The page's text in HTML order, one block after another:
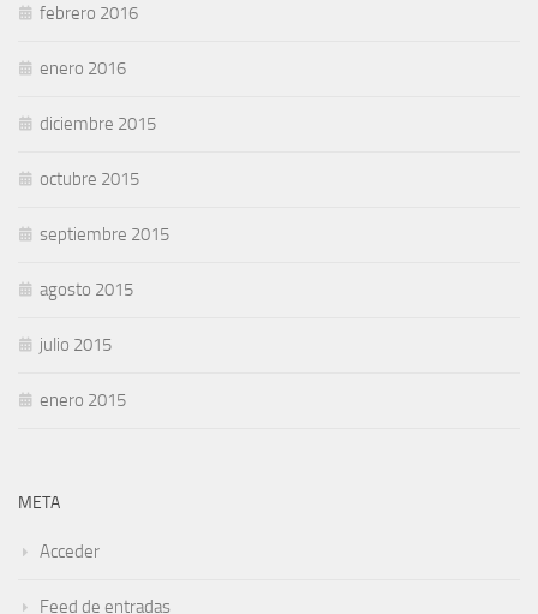
febrero 2016
enero 2016
diciembre 2015
octubre 2015
septiembre 2015
agosto 2015
julio 2015
enero 2015
META
Acceder
Feed de entradas